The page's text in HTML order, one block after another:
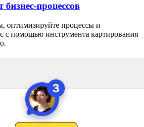
бизнес-процессов
оптимизируйте процессы и
с помощью инструмента картирования